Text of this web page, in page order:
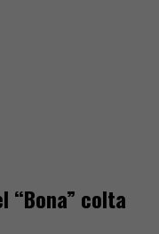
“Bona” colta